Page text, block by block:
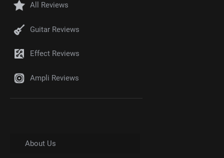
All Reviews
Guitar Reviews
Effect Reviews
Ampli Reviews
About Us